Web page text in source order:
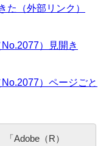
た（外部リンク）
）見開き
）ページごと
Adobe（R）